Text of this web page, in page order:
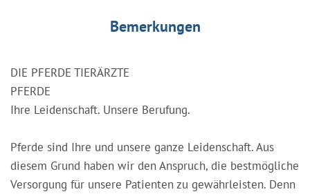
Bemerkungen
DIE PFERDE TIERÄRZTE
PFERDE
Ihre Leidenschaft. Unsere Berufung.
Pferde sind Ihre und unsere ganze Leidenschaft. Aus
diesem Grund haben wir den Anspruch, die bestmögliche
Versorgung für unsere Patienten zu gewährleisten. Denn